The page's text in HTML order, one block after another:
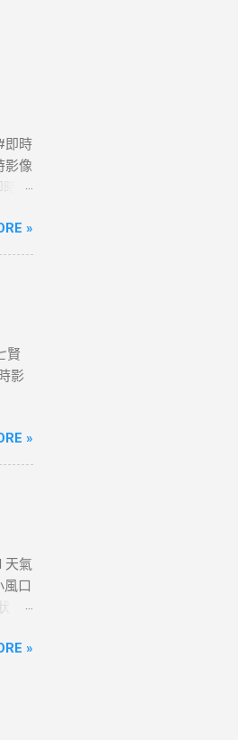
即時
影像
影
»
賢
影
»
天氣
口
亭 #
»